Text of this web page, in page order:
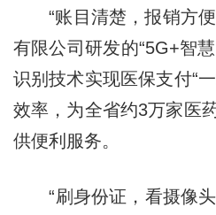
“账目清楚，报销方便
有限公司研发的“5G+智
识别技术实现医保支付“
效率，为全省约3万家医
供便利服务。
“刷身份证，看摄像